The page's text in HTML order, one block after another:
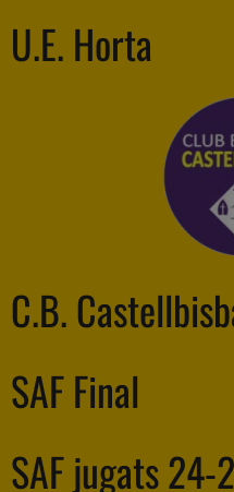
U.E. Horta
C.B.
SAF Final
SAF jugats 24-